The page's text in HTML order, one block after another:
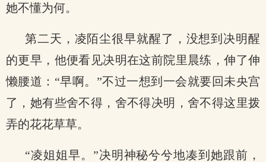
她不懂为何。
第二天，凌陌尘很早就醒了，没想到决明醒
的更早，他便看见决明在这前院里晨练，伸了伸
懒腰道：“早啊。”不过一想到一会就要回未央宫
了，她有些舍不得，舍不得决明，舍不得这里拨
弄的花花草草。
“凌姐姐早。”决明神秘兮兮地凑到她跟前，